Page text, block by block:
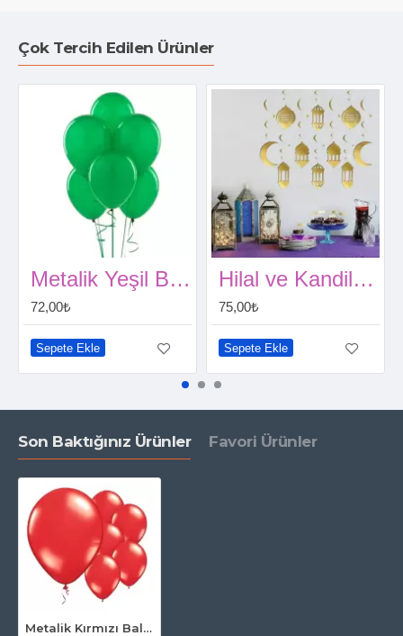
Çok Tercih Edilen Ürünler
Metalik Yeşil Balon 15 Adet
72,00₺
Sepete Ekle
Hilal ve Kandil Tavan Süs 10 lu 3D
75,00₺
Sepete Ekle
Son Baktığınız Ürünler Favori Ürünler
Metalik Kırmızı Balon 15 Adet